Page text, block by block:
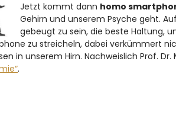
Jetzt kommt dann homo
Gehirn und unserem Psyche geht.
gebeugt zu sein, die beste Haltung,
zu streicheln, dabei verkümmert
in unserem Hirn. Nachweislich Prof.
.